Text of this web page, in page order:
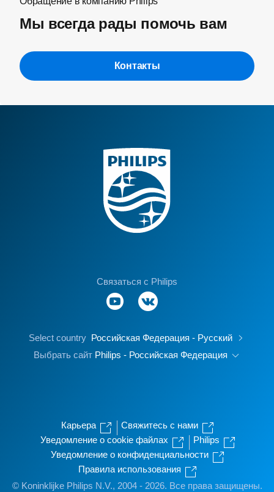
Мы всегда рады помочь вам
Контакты
Связаться с Philips
Select country Российская Федерация - Русский
Выбрать сайт Philips - Российская Федерация
Карьера
Свяжитесь с нами
Уведомление о cookie файлах
Philips
Уведомление о конфиденциальности
Правила использования
© Koninklijke Philips N.V., 2004 - 2026. Все права защищены.